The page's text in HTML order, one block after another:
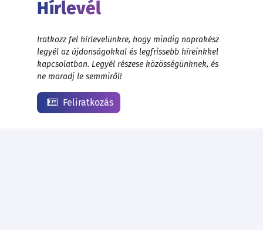
Hírlevél
Iratkozz fel hírlevelünkre, hogy mindig naprakész
legyél az újdonságokkal és legfrissebb híreinkkel
kapcsolatban. Legyél részese közösségünknek, és
ne maradj le semmiről!
Feliratkozás